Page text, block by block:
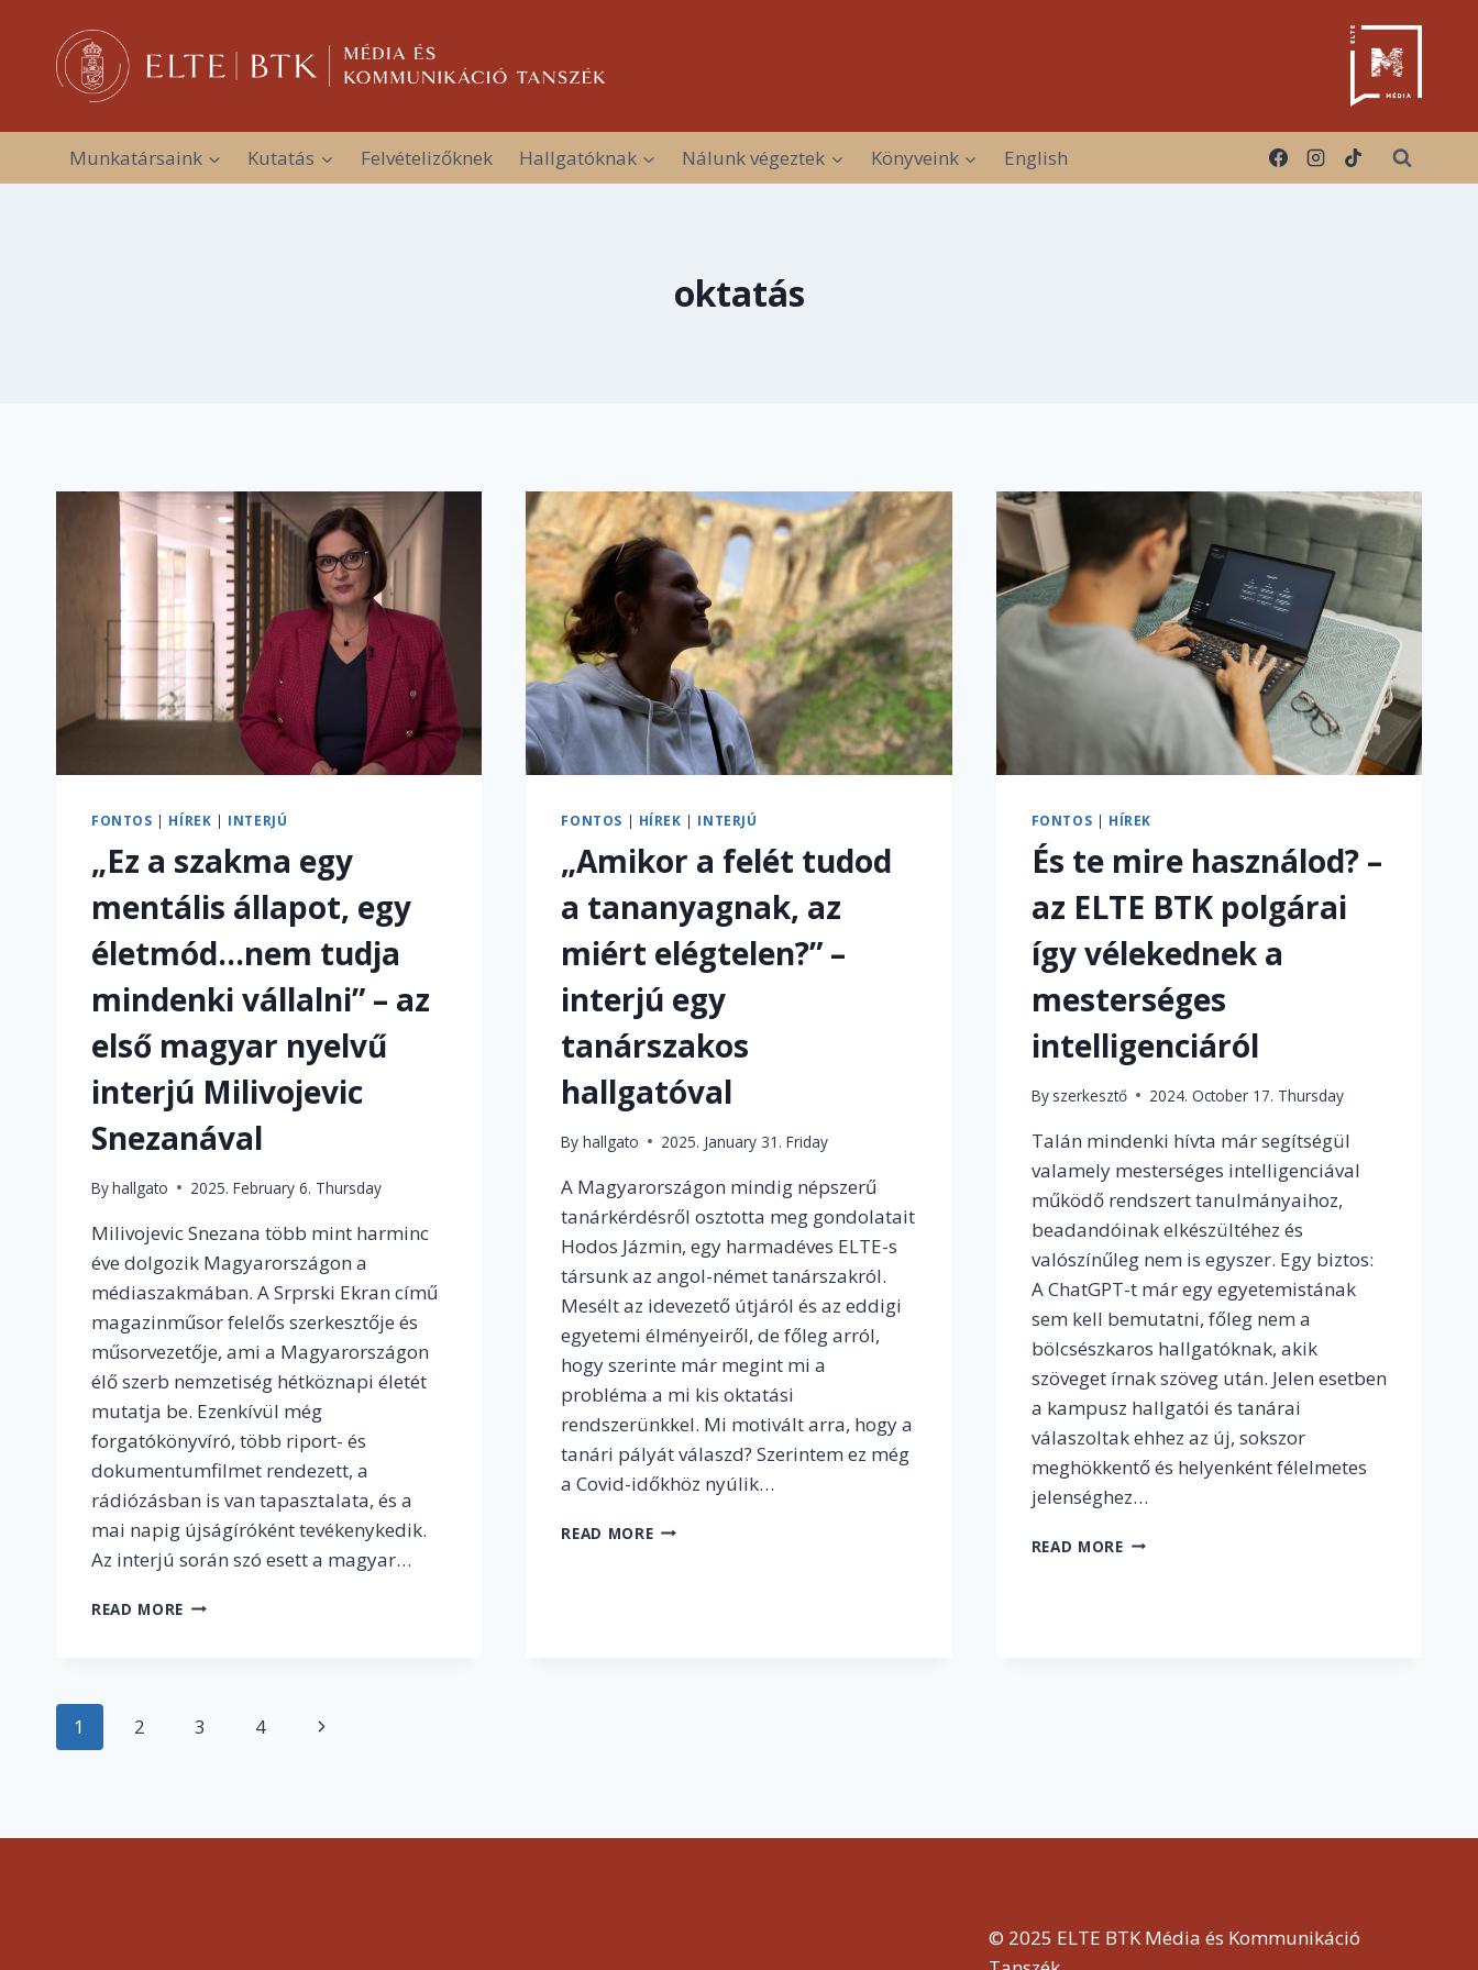
content
Munkatársaink Kutatás Felvételizőknek Hallgatóknak Nálunk végeztek Könyveink English
oktatás
FONTOS | HÍREK | INTERJÚ
„Ez a szakma egy
mentális állapot, egy
életmód…nem tudja
mindenki vállalni” – az
első magyar nyelvű
interjú Milivojevic
Snezanával
Byhallgato 2025. February 6. Thursday
Milivojevic Snezana több mint harminc
éve dolgozik Magyarországon a
médiaszakmában. A Srprski Ekran című
magazinműsor felelős szerkesztője és
műsorvezetője, ami a Magyarországon
élő szerb nemzetiség hétköznapi életét
mutatja be. Ezenkívül még
forgatókönyvíró, több riport- és
dokumentumfilmet rendezett, a
rádiózásban is van tapasztalata, és a
mai napig újságíróként tevékenykedik.
Az interjú során szó esett a magyar…
READ MORE „EZ
ÁLLAPOT,
MINDENKI
FONTOS | HÍREK | INTERJÚ
„Amikor a felét tudod
a tananyagnak, az
miért elégtelen?” –
interjú egy
tanárszakos
hallgatóval
By hallgato 2025. January 31. Friday
A Magyarországon mindig népszerű
tanárkérdésről osztotta meg gondolatait
Hodos Jázmin, egy harmadéves ELTE-s
társunk az angol-német tanárszakról.
Mesélt az idevezető útjáról és az eddigi
egyetemi élményeiről, de főleg arról,
hogy szerinte már megint mi a
probléma a mi kis oktatási
rendszerünkkel. Mi motivált arra, hogy a
tanári pályát válaszd? Szerintem ez még
a Covid-időkhöz nyúlik…
READ MORE „AMIKOR
FONTOS | HÍREK
És te mire használod? –
az ELTE BTK polgárai
így vélekednek a
mesterséges
intelligenciáról
By szerkesztő 2024. October 17. Thursday
Talán mindenki hívta már segítségül
valamely mesterséges intelligenciával
működő rendszert tanulmányaihoz,
beadandóinak elkészültéhez és
valószínűleg nem is egyszer. Egy biztos:
A ChatGPT-t már egy egyetemistának
sem kell bemutatni, főleg nem a
bölcsészkaros hallgatóknak, akik
szöveget írnak szöveg után. Jelen esetben
a kampusz hallgatói és tanárai
válaszoltak ehhez az új, sokszor
meghökkentő és helyenként félelmetes
jelenséghez…
READ MORE ÉS
INTELLIGENCIÁRÓL
Page
1 2 3 4
Next
© 2025 ELTE BTK Média és Kommunikáció